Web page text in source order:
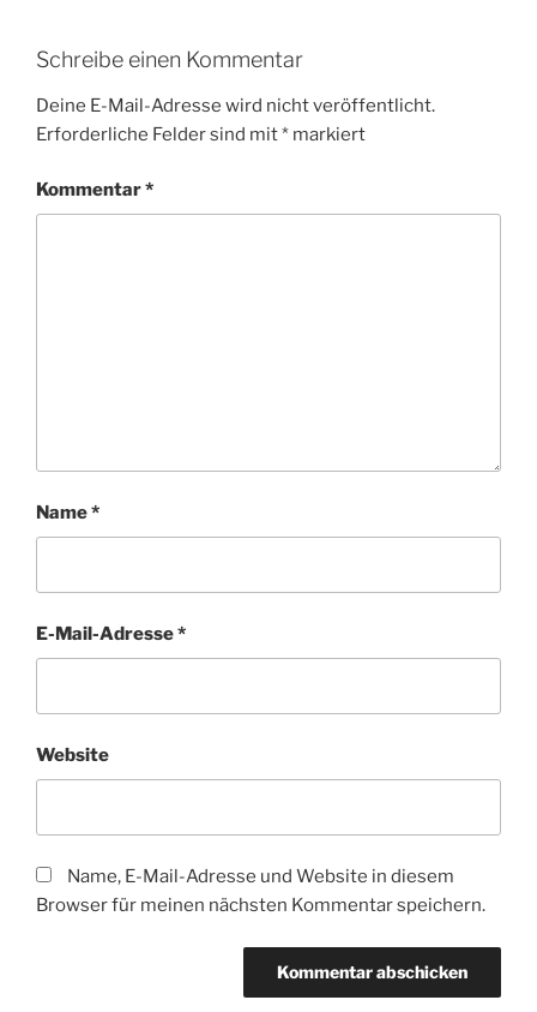
Schreibe einen Kommentar
Deine E-Mail-Adresse wird nicht veröffentlicht.
Erforderliche Felder sind mit* markiert
Kommentar*
Name*
E-Mail-Adresse*
Website
Name, E-Mail-Adresse und Website in diesem
Browser für meinen nächsten Kommentar speichern.